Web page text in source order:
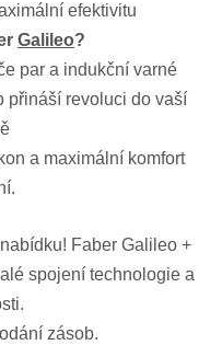
efektivitu
Galileo?
par a indukční varné
přináší revoluci do vaší
a maximální komfort
Faber Galileo +
spojení technologie a
zásob.